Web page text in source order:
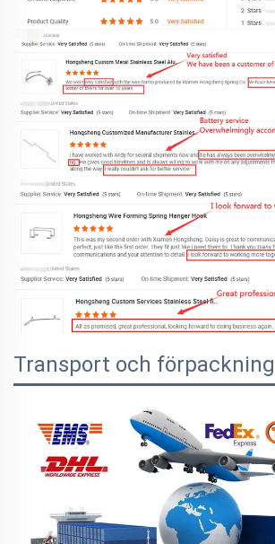
Transport och förpackning